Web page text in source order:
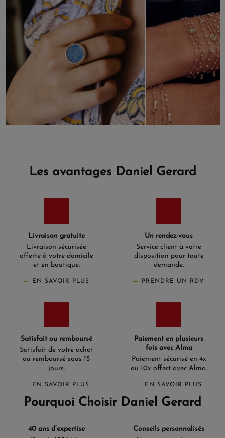
Les avantages Daniel Gerard
Livraison gratuite
Livraison sécurisée
offerte à votre domicile
et en boutique.
EN SAVOIR PLUS
Un rendez-vous
Service client à votre
disposition pour toute
demande.
PRENDRE UN RDV
Satisfait ou remboursé
Satisfait de votre achat
ou remboursé sous 15
jours.
EN SAVOIR PLUS
Paiement en plusieurs
fois avec Alma
Paiement sécurisé en 4x
ou 10x offert avec Alma.
EN SAVOIR PLUS
Pourquoi Choisir Daniel Gerard
40 ans d’expertise
Conseils personnalisés